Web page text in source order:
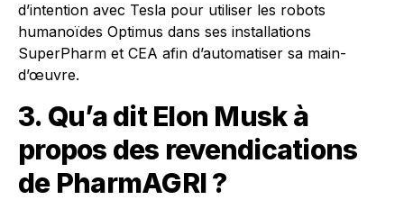
d’intention avec Tesla pour utiliser les robots
humanoïdes Optimus dans ses installations
SuperPharm et CEA afin d’automatiser sa main-
d’œuvre.
3. Qu’a dit Elon Musk à
propos des revendications
de PharmAGRI ?